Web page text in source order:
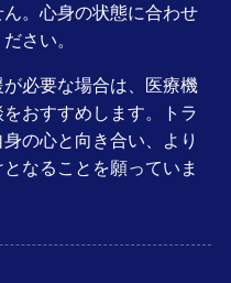
。心身の状態に合わせ
さい。
必要な場合は、医療機
おすすめします。トラ
の心と向き合い、より
なることを願っていま